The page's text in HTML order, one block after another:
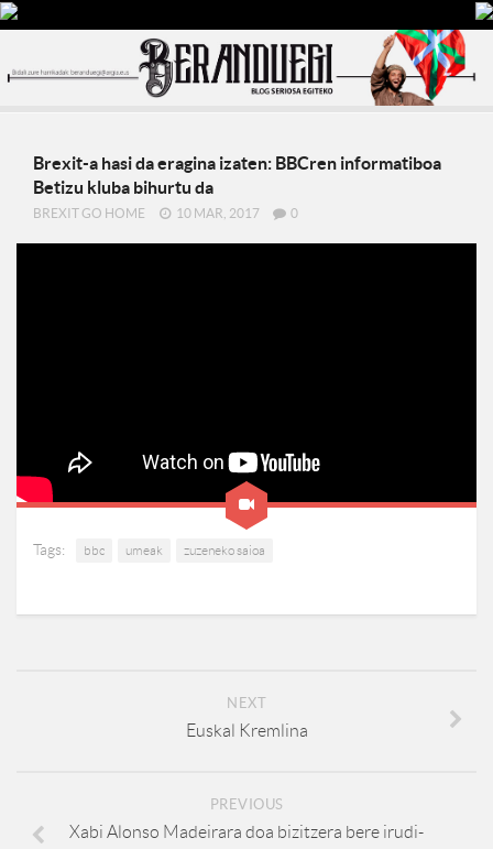
Brexit-a hasi da eragina izaten: BBCren informatiboa
Betizu kluba bihurtu da
BREXIT GO HOME 10 MAR, 2017 0
Tags: bbc umeak zuzeneko saioa
NEXT
Euskal Kremlina
PREVIOUS
Xabi Alonso Madeirara doa bizitzera bere irudi-